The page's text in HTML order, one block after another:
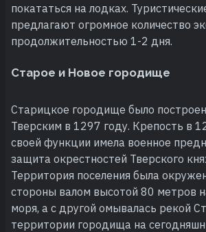
покататься на лодках.
предлагают огромное количество
продолжительностью 1-2 дня.
Старое и Новое городище
Старицкое городище было
Тверским в 1297 году. Крепость в
своей функции имела военное
защита окрестностей Тверского
Территория поселения была
стороны валом высотой 80 метров
моря, а с другой омывалась рекой
территории городища на